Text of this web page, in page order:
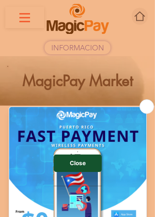
INFORMACION
MagicPay Market
Inicio POS Complete